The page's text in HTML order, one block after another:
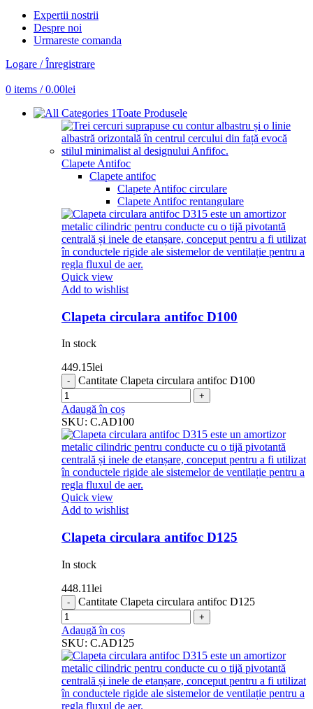
Expertii nostrii
Despre noi
Urmareste comanda
Logare / Înregistrare
0 items / 0.00lei
Toate Produsele
Clapete Antifoc
Clapete antifoc
Clapete Antifoc circulare
Clapete Antifoc rentangulare
Quick view
Add to wishlist
Clapeta circulara antifoc D100
In stock
449.15lei
Cantitate Clapeta circulara antifoc D100
Adaugă în coș
SKU: C.AD100
Quick view
Add to wishlist
Clapeta circulara antifoc D125
In stock
448.11lei
Cantitate Clapeta circulara antifoc D125
Adaugă în coș
SKU: C.AD125